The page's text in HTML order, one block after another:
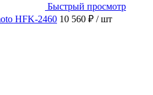
Быстрый просмотр
HFK-2460 10 560 ₽ / шт